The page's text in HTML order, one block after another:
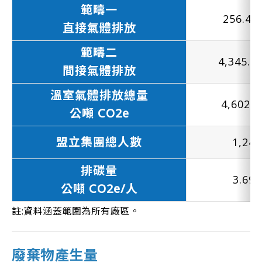
範疇一
直接氣體排放
範疇二
間接氣體排放
溫室氣體排放總量
公噸 CO2e
盟立集團總人數 1,246
排碳量
公噸 CO2e/人
3.693
註:資料涵蓋範圍為所有廠區。
廢棄物產生量